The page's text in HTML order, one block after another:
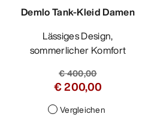
Demlo Tank-Kleid Damen
Lässiges Design,
sommerlicher Komfort
€ 400,00
€ 200,00
Vergleichen